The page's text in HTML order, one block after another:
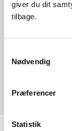
giver du dit
tilbage.
Nødvendig
Præferencer
Statistik
Google Maps
Der er ingen